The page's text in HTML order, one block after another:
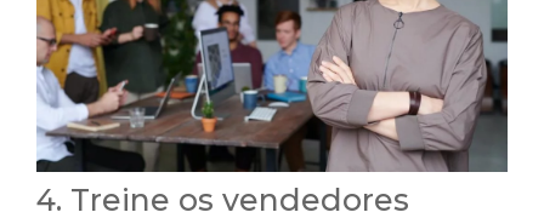
4. Treine os vendedores